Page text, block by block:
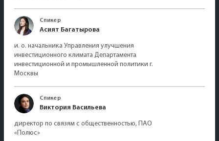
Спикер
Асият Багатырова
и. о. начальника Управления улучшения
инвестиционного климата Департамента
инвестиционной и промышленной политики г.
Москвы
Спикер
Виктория Васильева
директор по связям с общественностью, ПАО
«Полюс»